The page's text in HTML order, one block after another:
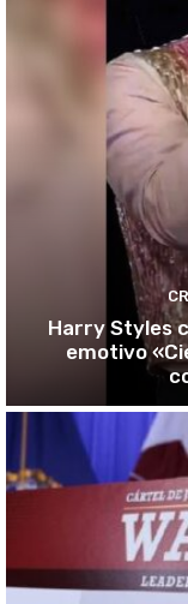
Harry Styles
emotivo